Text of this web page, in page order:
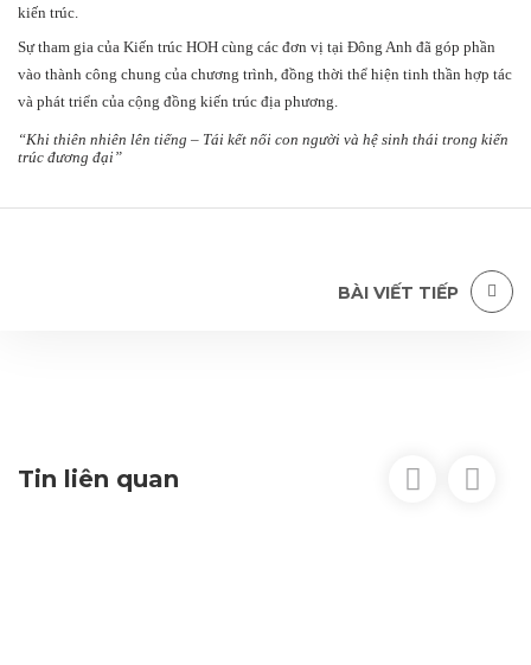
kiến trúc.
Sự tham gia của Kiến trúc HOH cùng các đơn vị tại Đông Anh đã góp phần
vào thành công chung của chương trình, đồng thời thể hiện tinh thần hợp tác
và phát triển của cộng đồng kiến trúc địa phương.
“Khi thiên nhiên lên tiếng – Tái kết nối con người và hệ sinh thái trong kiến
trúc đương đại”
BÀI VIẾT TIẾP
Tin liên quan